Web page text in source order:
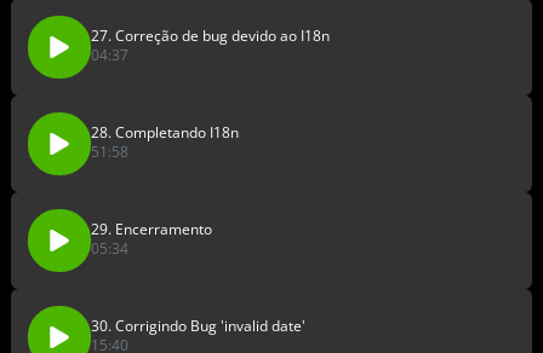
27. Correção de bug devido ao I18n
04:37
28. Completando I18n
51:58
29. Encerramento
05:34
30. Corrigindo Bug 'invalid date'
15:40